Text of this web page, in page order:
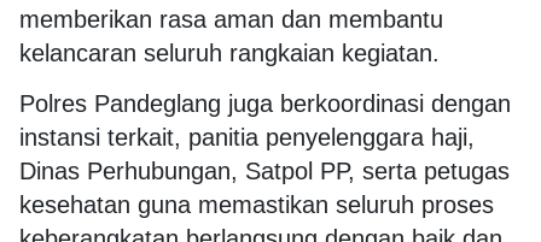
memberikan rasa aman dan membantu
kelancaran seluruh rangkaian kegiatan.
Polres Pandeglang juga berkoordinasi dengan
instansi terkait, panitia penyelenggara haji,
Dinas Perhubungan, Satpol PP, serta petugas
kesehatan guna memastikan seluruh proses